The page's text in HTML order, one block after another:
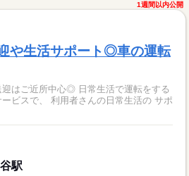
1週間以内公開
や生活サポート◎車の運転
駅